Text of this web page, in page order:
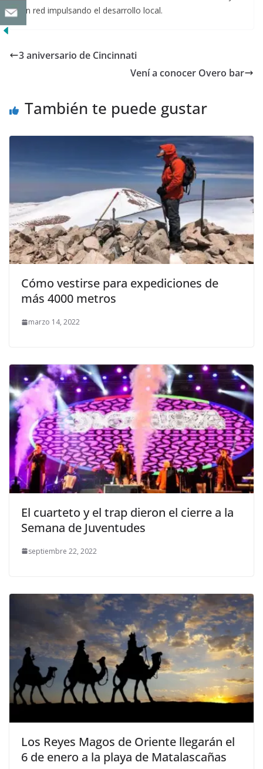
en red impulsando el desarrollo local.
3 aniversario de Cincinnati
Vení a conocer Overo bar
También te puede gustar
Cómo vestirse para expediciones de
más 4000 metros
marzo 14, 2022
El cuarteto y el trap dieron el cierre a la
Semana de Juventudes
septiembre 22, 2022
Los Reyes Magos de Oriente llegarán el
6 de enero a la playa de Matalascañas